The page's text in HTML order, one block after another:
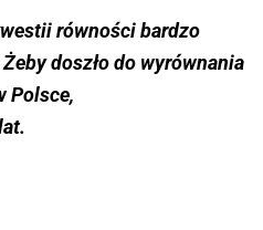
równości bardzo
doszło do wyrównania
Polsce,